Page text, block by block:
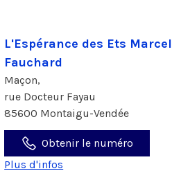
L'Espérance des Ets Marcel
Fauchard
Maçon,
rue Docteur Fayau
85600 Montaigu-Vendée
Obtenir le numéro
Plus d'infos